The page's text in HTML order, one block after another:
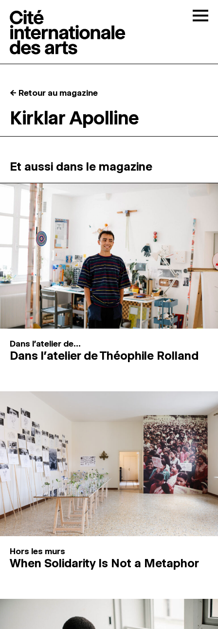
RÉSIDENCES ↓
ATELIERS OUVERTS
PROGRAMMATION
MAGAZINE
ESPACES DE PRATIQUE ARTISTIQUE ↓
Recherche
Connexion
← Retour au magazine
Kirklar Apolline
Et aussi dans le magazine
Dans l'atelier de...
Dans l’atelier de Théophile Rolland
Hors les murs
When Solidarity Is Not a Metaphor